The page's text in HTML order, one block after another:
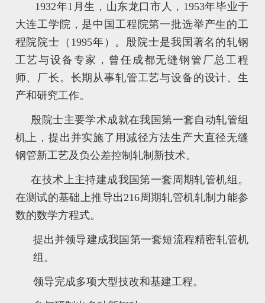
1932年1 月生，山东龙口市人， 1953年毕业于
大连工学院，是中国工程院第一批选举产生的工
程院院士（ 1995年）。殷院士是我国著名的轧钢
工艺与设备专家，曾任成都无缝钢管厂总工程
师、厂长。长期从事轧管工艺与设备的设计、生
产和研究工作。
殷院士主要学术成就在我国第一套自动轧管组
机上，提出并实施了用减径方法生产大直径无缝
钢管新工艺及负公差控制轧制新技术。
在技术上主持建成我国第一套周期轧管机组。
在测试的基础上推导出216周期轧管机轧制力能参
数的数学方程式。
提出并领导建成我国第一套短流程精密轧管机
组。
领导完成多项大型技改和基建工程。